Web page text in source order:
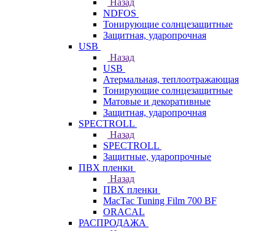
Назад
NDFOS
Тонирующие солнцезащитные
Защитная, ударопрочная
USB
Назад
USB
Атермальная, теплоотражающая
Тонирующие солнцезащитные
Матовые и декоративные
Защитная, ударопрочная
SPECTROLL
Назад
SPECTROLL
Защитные, ударопрочные
ПВХ пленки
Назад
ПВХ пленки
MacTac Tuning Film 700 BF
ORACAL
РАСПРОДАЖА